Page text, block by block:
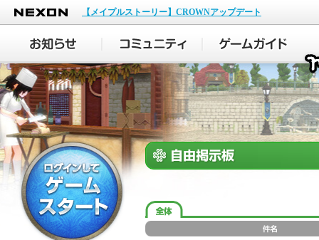
NEXON
【メイプルストーリー】CROWNアップデート